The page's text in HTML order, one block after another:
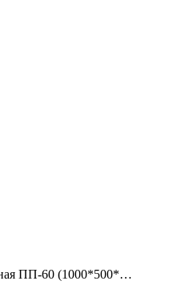
ПП-60 (1000*500*…